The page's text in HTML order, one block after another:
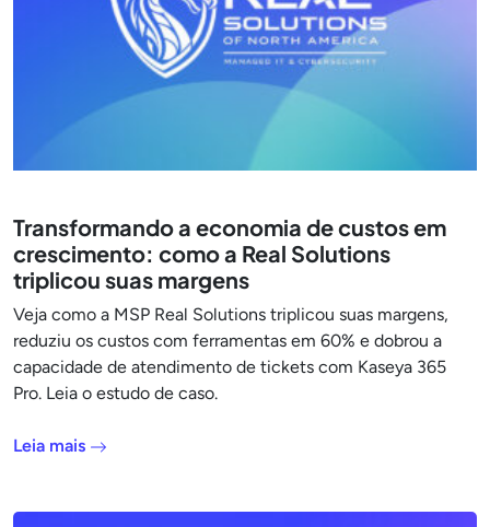
Transformando a economia de custos em
crescimento: como a Real Solutions
triplicou suas margens
Veja como a MSP Real Solutions triplicou suas margens,
reduziu os custos com ferramentas em 60% e dobrou a
capacidade de atendimento de tickets com Kaseya 365
Pro. Leia o estudo de caso.
Leia mais